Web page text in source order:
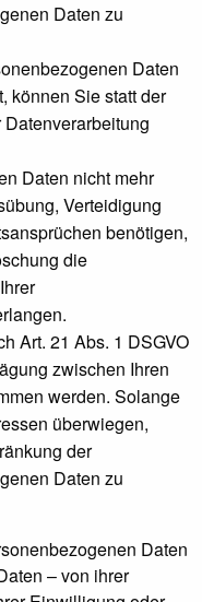
Daten zu
Daten
können Sie statt der
Daten nicht mehr
Verteidigung
benötigen,
die
Art. 21 Abs. 1 DSGVO
zwischen Ihren
werden. Solange
überwiegen,
der
Daten zu
Daten
– von ihrer